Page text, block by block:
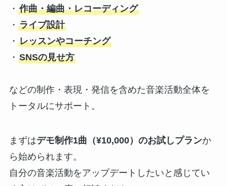
・ 作曲・編曲・レコーディング
・ ライブ設計
・ レッスンやコーチング
・ SNSの見せ方
などの制作・表現・発信を含めた音楽活動全体を
トータルにサポート。
まずはデモ制作1曲（¥10,000）のお試しプランか
ら始められます。
自分の音楽活動をアップデートしたいと感じてい